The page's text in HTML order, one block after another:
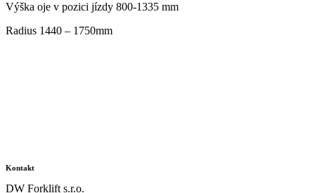
Výška oje v pozici jízdy 800-1335 mm
Radius 1440 – 1750mm
Kontakt
DW Forklift s.r.o.